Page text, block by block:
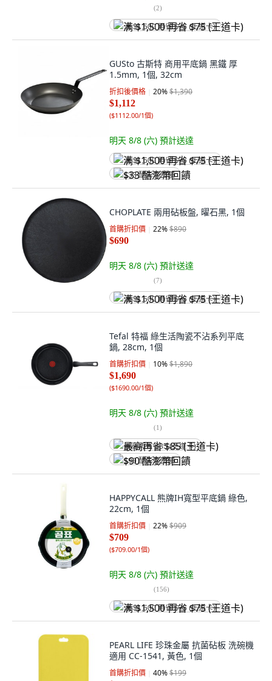
(2)
满 $1,500 再省 $75 (王道卡)
GUSto 古斯特 商用平底鍋 黑鐵 厚
1.5mm, 1個, 32cm
折扣後價格 20%$1,390
$1,112
($1112.00/1個)
明天 8/8 (六) 預計送達
满 $1,500 再省 $75 (王道卡)
$33 酷澎幣回饋
CHOPLATE 兩用砧板盤, 曜石黑, 1個
首購折扣價 22%$890
$690
明天 8/8 (六) 預計送達
(7)
满 $1,500 再省 $75 (王道卡)
Tefal 特福 綠生活陶瓷不沾系列平底
鍋, 28cm, 1個
首購折扣價 10%$1,890
$1,690
($1690.00/1個)
明天 8/8 (六) 預計送達
(1)
最高再省 $85 (王道卡)
$90 酷澎幣回饋
HAPPYCALL 熊牌IH寬型平底鍋 綠色,
22cm, 1個
首購折扣價 22%$909
$709
($709.00/1個)
明天 8/8 (六) 預計送達
(156)
满 $1,500 再省 $75 (王道卡)
PEARL LIFE 珍珠金屬 抗菌砧板 洗碗機
適用 CC-1541, 黃色, 1個
首購折扣價 40%$199